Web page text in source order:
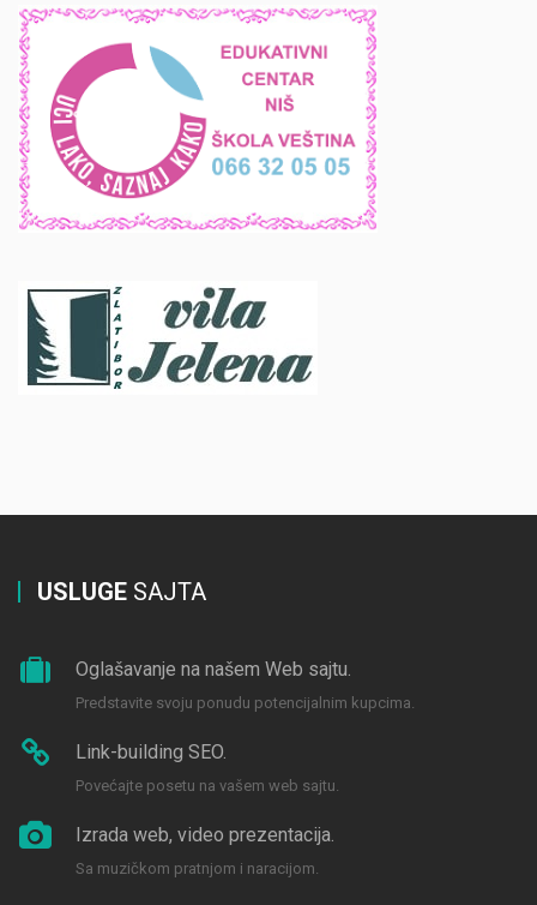
USLUGE SAJTA
Oglašavanje na našem Web sajtu.
Predstavite svoju ponudu potencijalnim kupcima.
Link-building SEO.
Povećajte posetu na vašem web sajtu.
Izrada web, video prezentacija.
Sa muzičkom pratnjom i naracijom.